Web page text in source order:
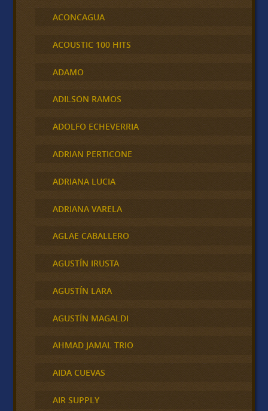
ACONCAGUA
ACOUSTIC 100 HITS
ADAMO
ADILSON RAMOS
ADOLFO ECHEVERRIA
ADRIAN PERTICONE
ADRIANA LUCIA
ADRIANA VARELA
AGLAE CABALLERO
AGUSTÍN IRUSTA
AGUSTÍN LARA
AGUSTÍN MAGALDI
AHMAD JAMAL TRIO
AIDA CUEVAS
AIR SUPPLY